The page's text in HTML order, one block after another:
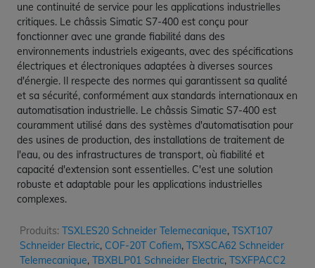
une continuité de service pour les applications industrielles
critiques. Le châssis Simatic S7-400 est conçu pour
fonctionner avec une grande fiabilité dans des
environnements industriels exigeants, avec des spécifications
électriques et électroniques adaptées à diverses sources
d'énergie. Il respecte des normes qui garantissent sa qualité
et sa sécurité, conformément aux standards internationaux en
automatisation industrielle. Le châssis Simatic S7-400 est
couramment utilisé dans des systèmes d'automatisation pour
des usines de production, des installations de traitement de
l'eau, ou des infrastructures de transport, où fiabilité et
capacité d'extension sont essentielles. C'est une solution
robuste et adaptable pour les applications industrielles
complexes.
Produits: TSXLES20 Schneider Telemecanique, TSXT107
Schneider Electric, COF-20T Cofiem, TSXSCA62 Schneider
Telemecanique, TBXBLP01 Schneider Electric, TSXFPACC2